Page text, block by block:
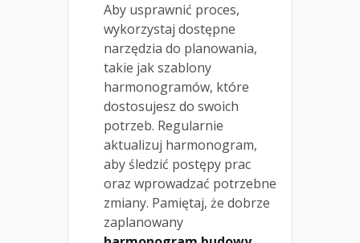
Aby usprawnić proces,
wykorzystaj dostępne
narzędzia do planowania,
takie jak szablony
harmonogramów, które
dostosujesz do swoich
potrzeb. Regularnie
aktualizuj harmonogram,
aby śledzić postępy prac
oraz wprowadzać potrzebne
zmiany. Pamiętaj, że dobrze
zaplanowany